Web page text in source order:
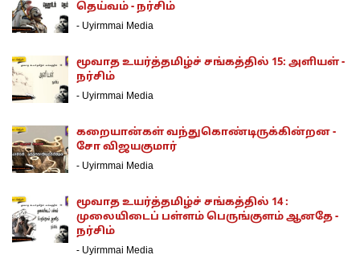
தெய்வம் - நர்சிம்
- Uyirmmai Media
மூவாத உயர்த்தமிழ்ச் சங்கத்தில் 15: அளியள் -
நர்சிம்
- Uyirmmai Media
கறையான்கள் வந்துகொண்டிருக்கின்றன -
சோ விஜயகுமார்
- Uyirmmai Media
மூவாத உயர்த்தமிழ்ச் சங்கத்தில் 14 :
முலையிடைப் பள்ளம் பெருங்குளம் ஆனதே -
நர்சிம்
- Uyirmmai Media